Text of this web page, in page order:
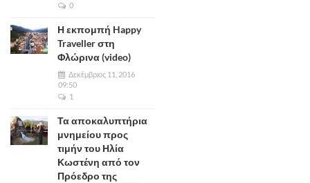
0
Η εκπομπή Happy
Traveller στη
Φλώρινα (video)
Δεκέμβριος 11, 2016
09:50
1
Τα αποκαλυπτήρια
μνημείου προς
τιμήν του Ηλία
Κωστένη από τον
Πρόεδρο της